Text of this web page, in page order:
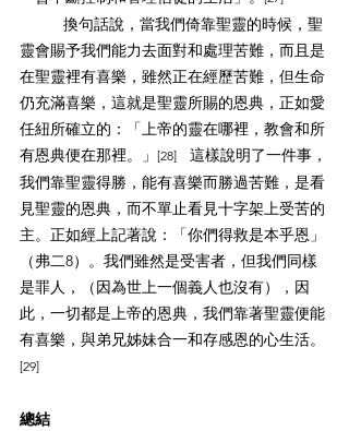
換句話說，當我們倚靠聖靈的時候，聖
靈會賜予我們能力去面對和處理苦難，而且是
在聖靈裡有喜樂，雖然正在經歷苦難，但生命
仍充滿喜樂，這就是聖靈所賜的恩典，正如愛
任紐所確立的：「上帝的靈在哪裡，教會和所
有恩典便在那裡。」 [28] 這樣說明了一件事，
我們靠聖靈得勝，能有喜樂而勝過苦難，是看
見聖靈的恩典，而不單止看見十字架上受苦的
主。正如經上記著說：「你們得救是本乎恩」
（弗二8）。我們雖然是受害者，但我們同樣
是罪人，（因為世上一個義人也沒有），因
此，一切都是上帝的恩典，我們靠著聖靈便能
有喜樂，與弟兄姊妹合一和存感恩的心生活。
[29]
總結